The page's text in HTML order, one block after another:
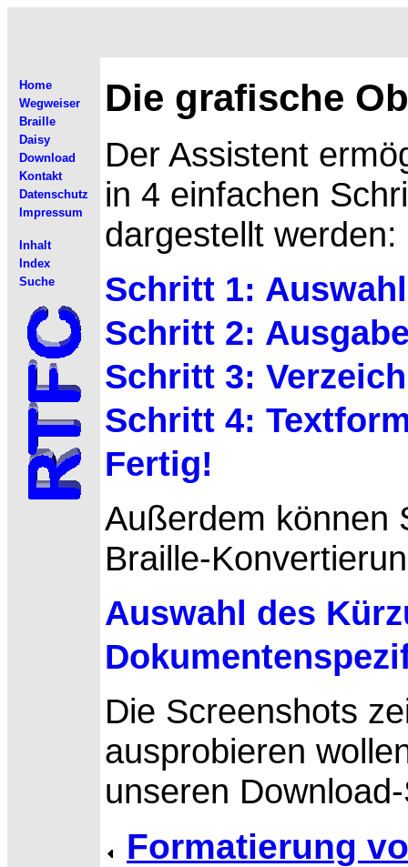
Home
Wegweiser
Braille
Daisy
Download
Kontakt
Datenschutz
Impressum
Inhalt
Index
Suche
Die grafische
Der Assistent
in 4 einfachen
dargestellt werden:
Schritt 1:
Schritt 2:
Schritt 3:
Schritt 4:
Fertig!
Außerdem können
Braille-
Auswahl des
Die Screenshots
ausprobieren
unseren
Formatierung